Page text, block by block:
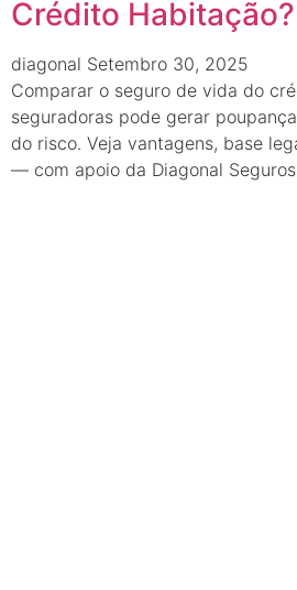
Crédito Habitação?
diagonal Setembro 30, 2025
Comparar o seguro de vida do
seguradoras pode gerar
do risco. Veja vantagens, base
— com apoio da Diagonal